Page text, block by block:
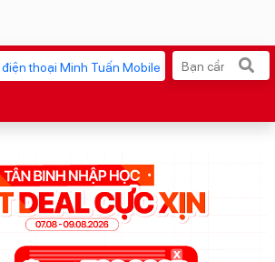
Max MacBook Neo giá tốt
Galaxy Z8 Series
OPPO Reno16